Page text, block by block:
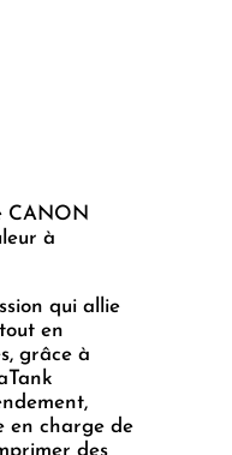
CANON
à
qui allie
en
grâce à
en charge de
des